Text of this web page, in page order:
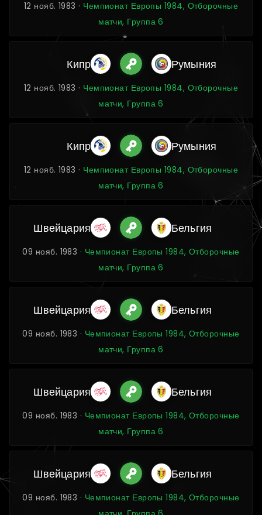
12 нояб. 1983 · Чемпионат Европы 1984, Отборочные
матчи, Группа 6
Кипр Румыния
12 нояб. 1983 · Чемпионат Европы 1984, Отборочные
матчи, Группа 6
Кипр Румыния
12 нояб. 1983 · Чемпионат Европы 1984, Отборочные
матчи, Группа 6
Швейцария Бельгия
09 нояб. 1983 · Чемпионат Европы 1984, Отборочные
матчи, Группа 6
Швейцария Бельгия
09 нояб. 1983 · Чемпионат Европы 1984, Отборочные
матчи, Группа 6
Швейцария Бельгия
09 нояб. 1983 · Чемпионат Европы 1984, Отборочные
матчи, Группа 6
Швейцария Бельгия
09 нояб. 1983 · Чемпионат Европы 1984, Отборочные